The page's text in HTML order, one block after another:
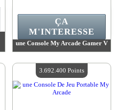
une Console My Arcade Gamer V
Quantité Disponible :4
ÇA
M'INTERESSE
3.692.400 Points